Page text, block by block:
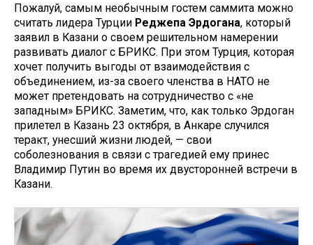
Пожалуй, самым необычным гостем саммита можно
считать лидера Турции Реджепа Эрдогана, который
заявил в Казани о своем решительном намерении
развивать диалог с БРИКС. При этом Турция, которая
хочет получить выгоды от взаимодействия с
объединением, из-за своего членства в НАТО не
может претендовать на сотрудничество с «не
западным» БРИКС. Заметим, что, как только Эрдоган
прилетел в Казань 23 октября, в Анкаре случился
теракт, унесший жизни людей, — свои
соболезнования в связи с трагедией ему принес
Владимир Путин во время их двусторонней встречи в
Казани.